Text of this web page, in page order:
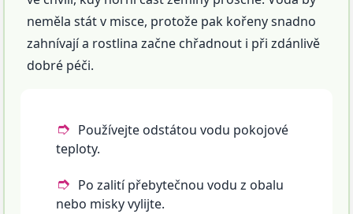
neměla stát v misce, protože pak kořeny snadno
zahnívají a rostlina začne chřadnout i při zdánlivě
dobré péči.
Používejte odstátou vodu pokojové
teploty.
Po zalití přebytečnou vodu z obalu
nebo misky vylijte.